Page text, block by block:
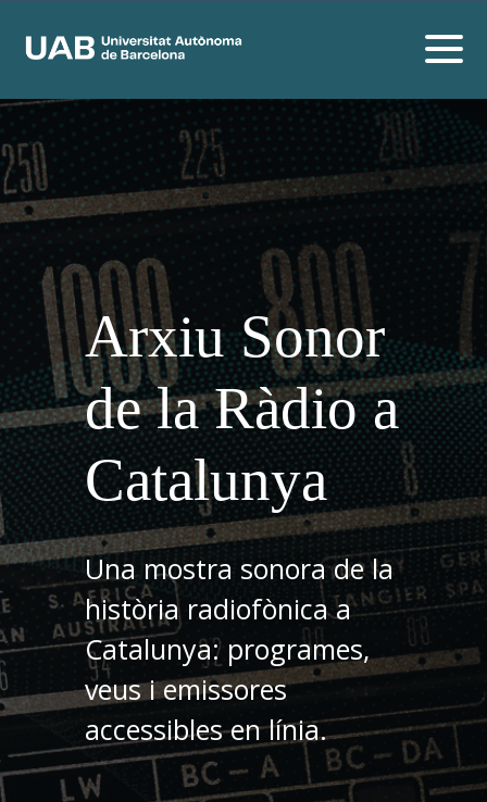
Arxiu Sonor
de la Ràdio a
Catalunya
Una mostra sonora de la
història radiofònica a
Catalunya: programes,
veus i emissores
accessibles en línia.